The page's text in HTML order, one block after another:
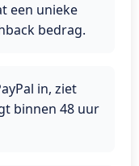
een unieke
bedrag.
in, ziet
binnen 48 uur